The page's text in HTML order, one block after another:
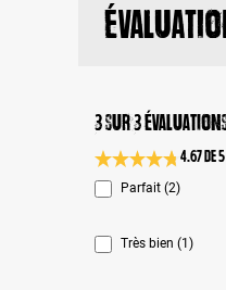
3 sur 3
Note moyenne
4.67 de
Parfait (2)
Très bien (1)